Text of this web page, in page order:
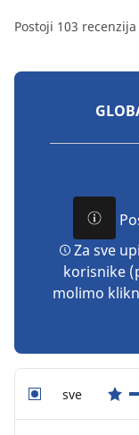
Postoji 103
Za sve
korisnike
molimo
svestar reviews